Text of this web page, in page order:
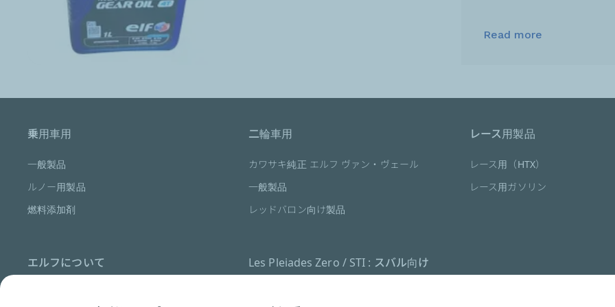
Read more
乗用車用
一般製品
ルノー用製品
燃料添加剤
二輪車用
カワサキ純正 エルフ ヴァン・ヴェール
一般製品
レッドバロン向け製品
レース用製品
レース用（HTX）
レース用ガソリン
エルフについて Les Pleiades Zero / STI : スバル向け